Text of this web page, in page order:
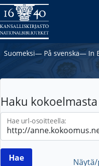
Suomeksi― På svenska― In
Haku kokoelmasta
Hae url-osoitteella: